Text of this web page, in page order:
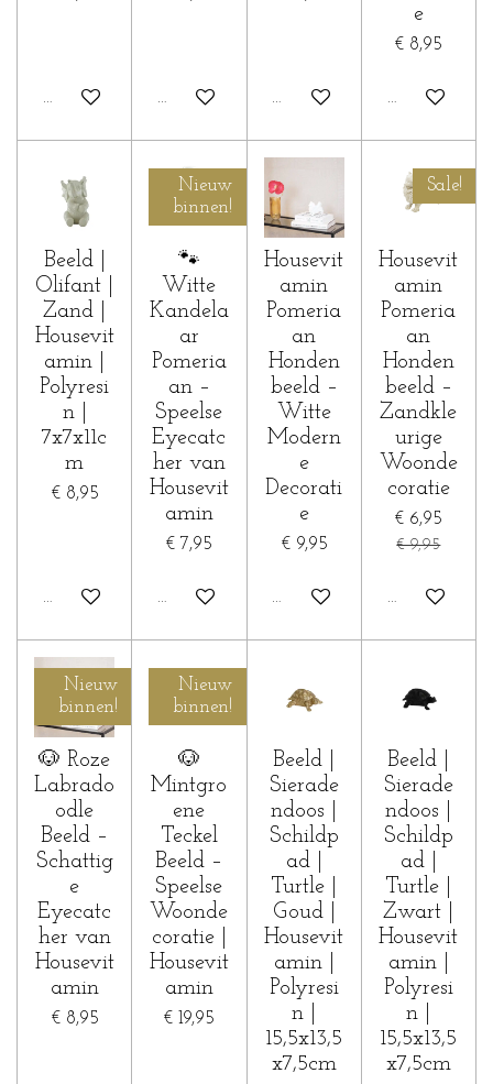
In winkelwagenIn winkelwagenIn winkelwagen
e
€ 8,95
In
Beeld |
Olifant |
Zand |
Housevit
amin |
Polyresi
n |
7x7x11c
m
€ 8,95
In winkelwagen
Nieuw
binnen!
🐾
Witte
Kandela
ar
Pomeria
an –
Speelse
Eyecatc
her van
Housevit
amin
€ 7,95
In winkelwagen
Housevit
amin
Pomeria
an
Honden
beeld –
Witte
Modern
e
Decorati
e
€ 9,95
In winkelwagen
Sale!
Housevit
amin
Pomeria
an
Honden
beeld –
Zandkle
urige
Woonde
coratie
€ 6,95
€ 9,95
In
Nieuw
binnen!
🐶 Roze
Labrado
odle
Beeld –
Schattig
e
Eyecatc
her van
Housevit
amin
€ 8,95
Nieuw
binnen!
🐶
Mintgro
ene
Teckel
Beeld –
Speelse
Woonde
coratie |
Housevit
amin
€ 19,95
Beeld |
Sierade
ndoos |
Schildp
ad |
Turtle |
Goud |
Housevit
amin |
Polyresi
n |
15,5x13,5
x7,5cm
Beeld |
Sierade
ndoos |
Schildp
ad |
Turtle |
Zwart |
Housevit
amin |
Polyresi
n |
15,5x13,5
x7,5cm